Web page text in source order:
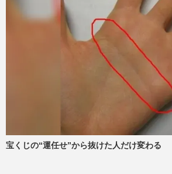
宝くじの“運任せ”から抜けた人だけ変わる